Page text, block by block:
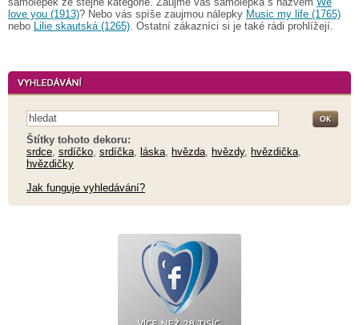
love you (1913)? Nebo vás spíše zaujmou nálepky Music my life (1765)
nebo
Lilie skautská (1265) . Ostatní zákazníci si je také rádi prohlížejí.
Štítky tohoto dekoru:
srdce srdíčko srdíčka láska hvězda hvězdy, hvězdička
hvězdičky
Jak funguje vyhledávání?